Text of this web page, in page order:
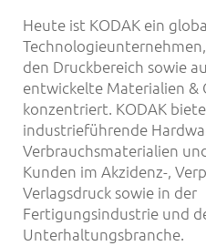
Heute ist KODAK ein
den Druckbereich sowie
entwickelte Materialien &
konzentriert. KODAK
industrieführende
Verbrauchsmaterialien
Kunden im Akzidenz-,
Verlagsdruck sowie in der
Fertigungsindustrie und
Unterhaltungsbranche.